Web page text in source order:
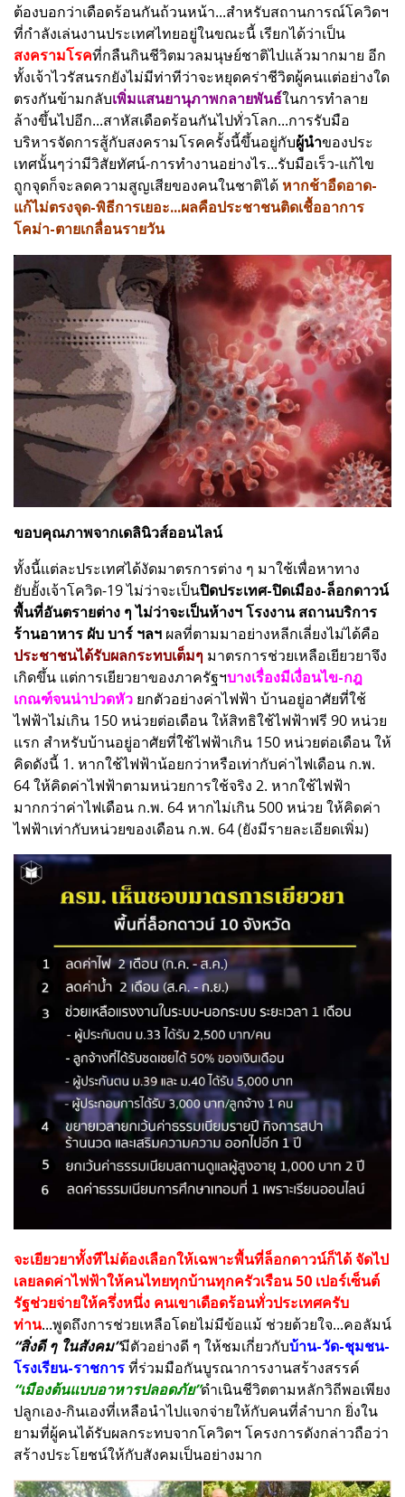
ต้องบอกว่าเดือดร้อนกันถ้วนหน้า...สำหรับสถานการณ์โควิดฯ
ที่กำลังเล่นงานประเทศไทยอยู่ในขณะนี้ เรียกได้ว่าเป็น
สงครามโรคที่กลืนกินชีวิตมวลมนุษย์ชาติไปแล้วมากมาย อีก
ทั้งเจ้าไวรัสนรกยังไม่มีท่าทีว่าจะหยุดคร่าชีวิตผู้คนแต่อย่างใด
ตรงกันข้ามกลับเพิ่มแสนยานุภาพกลายพันธ์ในการทำลาย
ล้างขึ้นไปอีก...สาหัสเดือดร้อนกันไปทั่วโลก...การรับมือ
บริหารจัดการสู้กับสงครามโรคครั้งนี้ขึ้นอยู่กับผู้นำของประ
เทศนั้นๆว่ามีวิสัยทัศน์-การทำงานอย่างไร...รับมือเร็ว-แก้ไข
ถูกจุดก็จะลดความสูญเสียของคนในชาติได้ หากช้าอืดอาด-
แก้ไม่ตรงจุด-พิธีการเยอะ...ผลคือประชาชนติดเชื้ออาการ
โคม่า-ตายเกลื่อนรายวัน
ขอบคุณภาพจากเดลินิวส์ออนไลน์
ทั้งนี้แต่ละประเทศได้งัดมาตรการต่าง ๆ มาใช้เพื่อหาทาง
ยับยั้งเจ้าโควิด-19 ไม่ว่าจะเป็นปิดประเทศ-ปิดเมือง-ล็อกดาวน์
พื้นที่อันตรายต่าง ๆ ไม่ว่าจะเป็นห้างฯ โรงงาน สถานบริการ
ร้านอาหาร ผับ บาร์ ฯลฯ ผลที่ตามมาอย่างหลีกเลี่ยงไม่ได้คือ
ประชาชนได้รับผลกระทบเต็มๆ มาตรการช่วยเหลือเยียวยาจึง
เกิดขึ้น แต่การเยียวยาของภาครัฐฯบางเรื่องมีเงื่อนไข-กฎ
เกณฑ์จนน่าปวดหัว ยกตัวอย่างค่าไฟฟ้า บ้านอยู่อาศัยที่ใช้
ไฟฟ้าไม่เกิน 150 หน่วยต่อเดือน ให้สิทธิใช้ไฟฟ้าฟรี 90 หน่วย
แรก สำหรับบ้านอยู่อาศัยที่ใช้ไฟฟ้าเกิน 150 หน่วยต่อเดือน ให้
คิดดังนี้ 1. หากใช้ไฟฟ้าน้อยกว่าหรือเท่ากับค่าไฟเดือน ก.พ.
64 ให้คิดค่าไฟฟ้าตามหน่วยการใช้จริง 2. หากใช้ไฟฟ้า
มากกว่าค่าไฟเดือน ก.พ. 64 หากไม่เกิน 500 หน่วย ให้คิดค่า
ไฟฟ้าเท่ากับหน่วยของเดือน ก.พ. 64 (ยังมีรายละเอียดเพิ่ม)
จะเยียวยาทั้งทีไม่ต้องเลือกให้เฉพาะพื้นที่ล็อกดาวน์ก็ได้ จัดไป
เลยลดค่าไฟฟ้าให้คนไทยทุกบ้านทุกครัวเรือน 50 เปอร์เซ็นต์
รัฐช่วยจ่ายให้ครึ่งหนึ่ง คนเขาเดือดร้อนทั่วประเทศครับ
ท่าน...พูดถึงการช่วยเหลือโดยไม่มีข้อแม้ ช่วยด้วยใจ...คอลัมน์
“สิ่งดี ๆ ในสังคม”มีตัวอย่างดี ๆ ให้ชมเกี่ยวกับบ้าน-วัด-ชุมชน-
โรงเรียน-ราชการที่ร่วมมือกันบูรณาการงานสร้างสรรค์
“เมืองต้นแบบอาหารปลอดภัย”ดำเนินชีวิตตามหลักวิถีพอเพียง
ปลูกเอง-กินเองที่เหลือนำไปแจกจ่ายให้กับคนที่ลำบาก ยิ่งใน
ยามที่ผู้คนได้รับผลกระทบจากโควิดฯ โครงการดังกล่าวถือว่า
สร้างประโยชน์ให้กับสังคมเป็นอย่างมาก